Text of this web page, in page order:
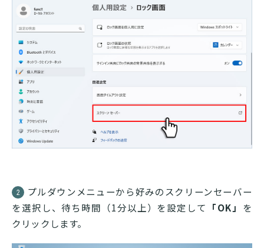
2
プルダウンメニューから好みのスクリーンセーバー
を選択し、待ち時間（1分以上）を設定して 「OK」
を
クリックします。